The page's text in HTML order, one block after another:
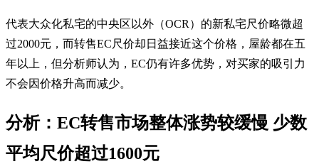
代表大众化私宅的中央区以外（OCR）的新私宅尺价略微超
过2000元，而转售EC尺价却日益接近这个价格，屋龄都在五
年以上，但分析师认为，EC仍有许多优势，对买家的吸引力
不会因价格升高而减少。
分析：EC转售市场整体涨势较缓慢 少数
平均尺价超过1600元